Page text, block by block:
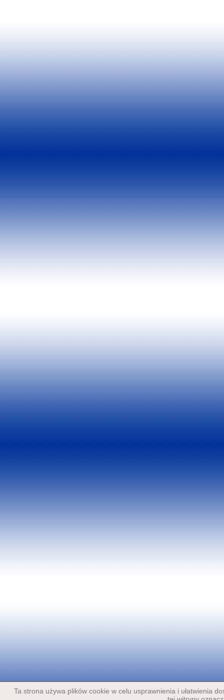
Ta strona używa plików cookie w celu usprawnienia i ułatwienia